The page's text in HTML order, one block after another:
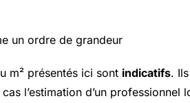
un ordre de grandeur
m² présentés ici sont indicatifs.
l’estimation d’un professionnel